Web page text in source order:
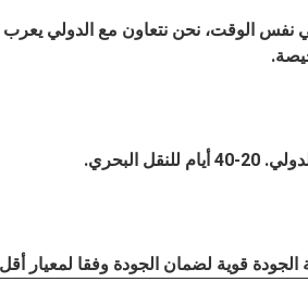
نفس الوقت، نحن نتعاون مع الدولي
20-40 أيام للنقل البحري.
الجودة قوية لضمان الجودة وفقا لمعيار